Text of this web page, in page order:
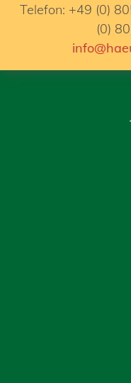
Telefon: +49 (0)
(0)